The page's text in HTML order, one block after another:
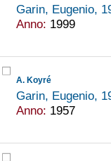
Garin, Eugenio,
Anno: 1999
A. Koyré
Garin, Eugenio,
Anno: 1957